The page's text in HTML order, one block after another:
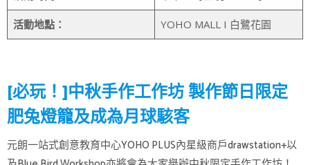
活動地點： YOHO MALL I 白鷺花園
[必玩！]中秋手作工作坊 製作節日限定
肥兔燈籠及成為月球駭客
元朗一站式創意教育中心YOHO PLUS內星級商戶drawstation+以